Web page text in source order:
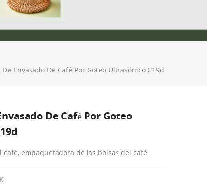
Envasado De Café Por Goteo Ultrasónico C19d
De Café Por Goteo
café, empaquetadora de las bolsas del café